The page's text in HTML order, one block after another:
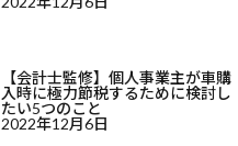
【会計士監修】個人事業主が車購
入時に極力節税するために検討し
たい5つのこと
2022年12月6日